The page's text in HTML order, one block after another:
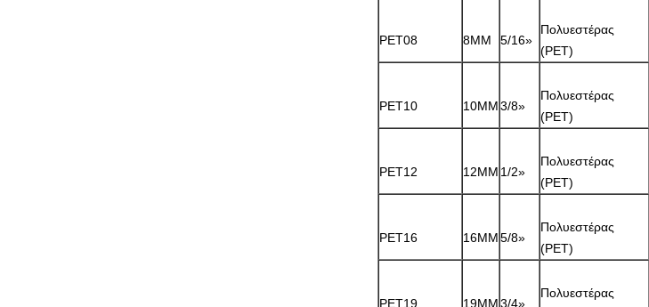
PET08 8MM 5/16»
Πολυεστέρας
(PET)
PET10 10MM3/8»
Πολυεστέρας
(PET)
PET12 12MM 1/2»
Πολυεστέρας
(PET)
PET16 16MM5/8»
Πολυεστέρας
(PET)
PET19 19MM3/4»
Πολυεστέρας